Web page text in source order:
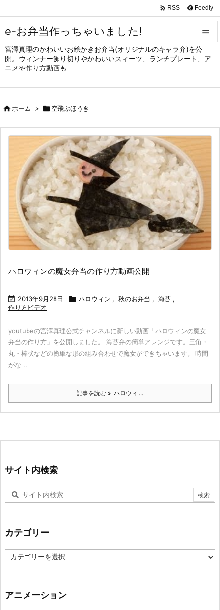
e-お弁当作っちゃいました!
宮澤真理のかわいいお絵かきお弁当(オリジナルのキャラ弁)を公
開。ウィンナー飾り切りやかわいいスィーツ、ランチプレート、ア
ニメや作り方動画も


メニュ
サイド

次へ
 RSS Feedly
ホーム > 空飛ぶほうき
ハロウィンの魔女弁当の作り方動画公開
 2013年9月28日  ハロウィン , 秋のお弁当 , 海苔 ,
作り方ビデオ
youtubeの宮澤真理公式チャンネルに新しい動画「ハロウィンの魔女
弁当の作り方」を公開しました。 海苔弁の簡単アレンジです。三角・
丸・棒状などの簡単な形の組み合わせで魔女ができちゃいます。 時間
がな ...
記事を読む ハロウィ ...
サイト内検索
カテゴリー
テ
ー
アニメーション